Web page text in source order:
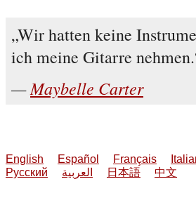
Wir hatten keine
ich meine Gitarre nehmen.
Maybelle Carter
English Español Français
Русский
العربية 日本語 中文